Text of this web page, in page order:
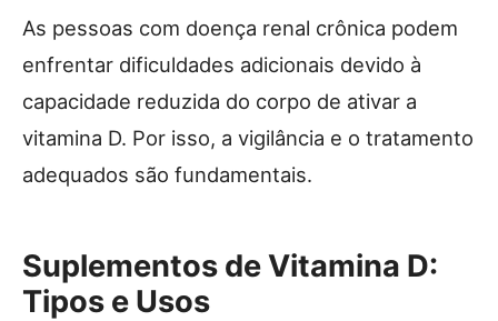
As pessoas com doença renal crônica podem
enfrentar dificuldades adicionais devido à
capacidade reduzida do corpo de ativar a
vitamina D. Por isso, a vigilância e o tratamento
adequados são fundamentais.
Suplementos de Vitamina D:
Tipos e Usos